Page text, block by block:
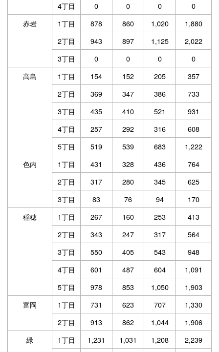
4丁目
0 0 0
0
赤岩
1丁目 878 860 1,020
1,880
2丁目
943 897 1,125
2,022
3丁目
0 0 0
0
高島
1丁目 154 152 205
357
2丁目
369 347 386
733
3丁目
435 410 521
931
4丁目
257 292 316
608
5丁目
519 539 683
1,222
色内
1丁目 431 328 436
764
2丁目
317 280 345
625
3丁目
83 76 94
170
稲穂
1丁目 267 160 253
413
2丁目
343 247 317
564
3丁目
550 405 543
948
4丁目
601 487 604
1,091
5丁目
978 853 1,050
1,903
富岡
1丁目 731 623 707
1,330
2丁目
913 862 1,044
1,906
緑
1丁目 1,231 1,031 1,208 2,239